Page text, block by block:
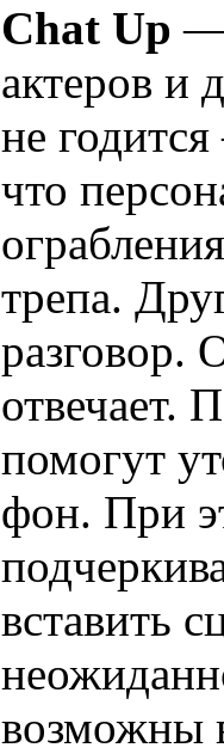
Chat Up —
актеров и
не
что
трепа.
разговор.
отвечает.
помогут
фон. При
вставить
возможны